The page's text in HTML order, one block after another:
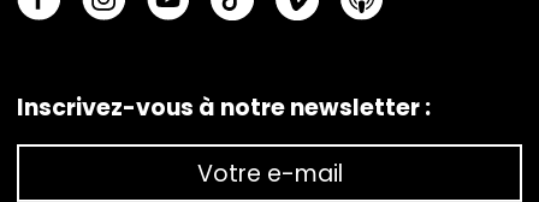
Inscrivez-vous à notre newsletter :